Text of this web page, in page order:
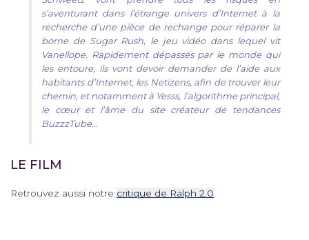
s’aventurant dans l’étrange univers d’Internet à la
recherche d’une pièce de rechange pour réparer la
borne de Sugar Rush, le jeu vidéo dans lequel vit
Vanellope. Rapidement dépassés par le monde qui
les entoure, ils vont devoir demander de l’aide aux
habitants d’Internet, les Netizens, afin de trouver leur
chemin, et notamment à Yesss, l’algorithme principal,
le cœur et l’âme du site créateur de tendances
BuzzzTube…
LE FILM
Retrouvez aussi notre critique de Ralph 2.0.